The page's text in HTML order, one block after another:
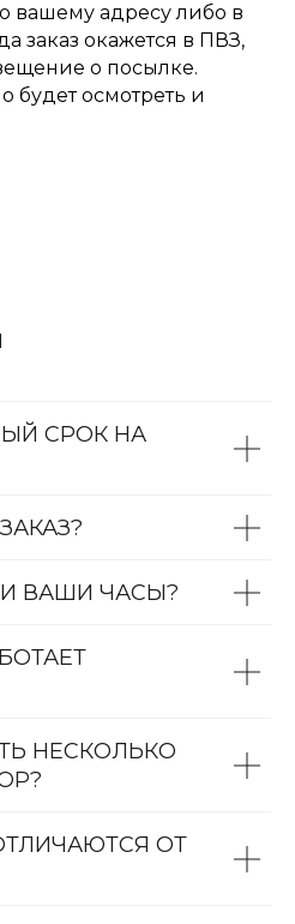
вашему адресу либо в
заказ окажется в ПВЗ,
о посылке.
будет осмотреть и
СРОК НА
ВАШИ ЧАСЫ?
НЕСКОЛЬКО
ОТ